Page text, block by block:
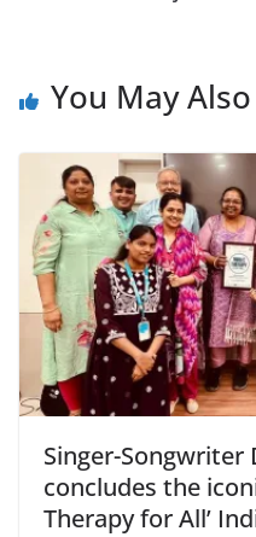
You May
Singer-Songwriter
concludes the
Therapy for All’